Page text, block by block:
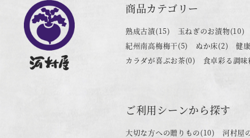
商品カテゴリー
熟成古漬(15) 玉ねぎのお漬物(10)
紀州南高梅梅干(5) ぬか床(2) 健
カラダが喜ぶお茶(0) 食卓彩る調味
ご利用シーンから探す
大切な方への贈りもの(10) 河村屋